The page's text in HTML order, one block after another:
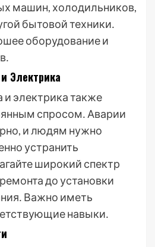
машин, холодильников,
бытовой техники․
оборудование и
Электрика
и электрика также
спросом․ Аварии
и людям нужно
устранить
широкий спектр
до установки
Важно иметь
навыки․